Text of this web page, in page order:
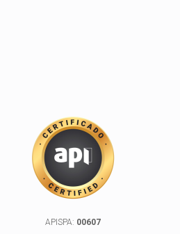
APISPA: 00607